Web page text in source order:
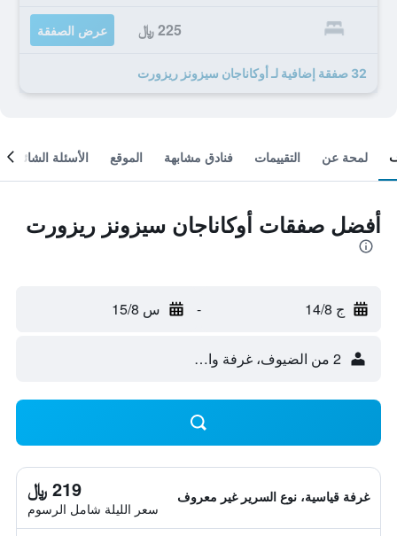
225 ﷼ عرض الصفقة
32 صفقة إضافية لـ أوكاناجان سيزونز ريزورت
لمحة عن التقييمات فنادق مشابهة الموقع الأسئلة الشائعة
أفضل صفقات أوكاناجان سيزونز ريزورت
ج 14/8 - س 15/8
2 من الضيوف، غرفة واحدة
غرفة قياسية، نوع السرير غير معروف 219 ﷼
سعر الليلة شامل الرسوم